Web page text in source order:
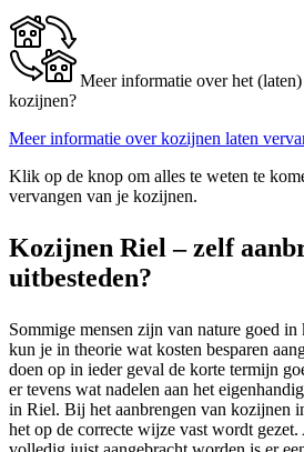
Meer informatie over het
kozijnen?
Meer informatie over kozijnen laten
Klik op de knop om alles te weten te
vervangen van je kozijnen.
Kozijnen Riel – zelf
uitbesteden?
Sommige mensen zijn van nature goed
kun je in theorie wat kosten besparen
doen op in ieder geval de korte termijn
er tevens wat nadelen aan het
in Riel. Bij het aanbrengen van kozijnen
het op de correcte wijze vast wordt